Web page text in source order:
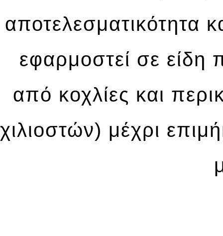
αποτελεσματικότητα
εφαρμοστεί σε είδη
από κοχλίες και
χιλιοστών) μέχρι